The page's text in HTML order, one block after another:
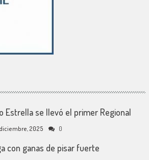
Estrella se llevó el primer Regional
2025 0
con ganas de pisar fuerte